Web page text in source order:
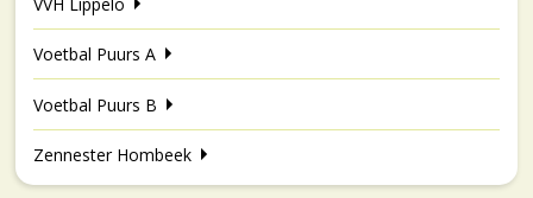
Voetbal Puurs A
Voetbal Puurs B
Zennester Hombeek